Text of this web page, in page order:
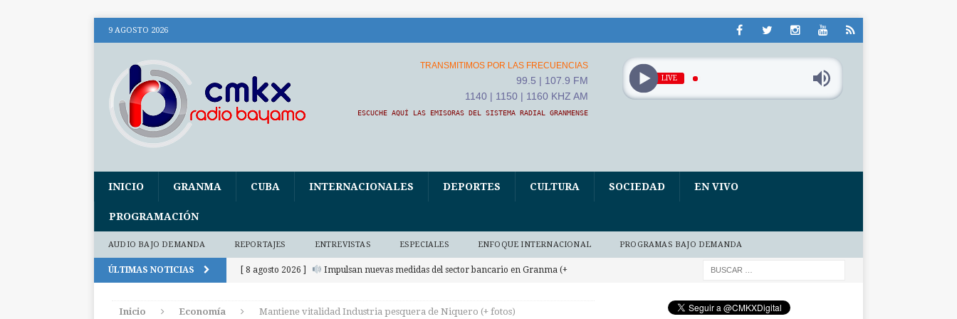
9 AGOSTO 2026
TRANSMITIMOS POR LAS FRECUENCIAS
99.5 | 107.9 FM
1140 | 1150 | 1160 KHZ AM
ESCUCHE AQUÍ LAS EMISORAS DEL SISTEMA RADIAL GRANMENSE
LIVE
INICIO GRANMA CUBA INTERNACIONALES DEPORTES CULTURA SOCIEDAD EN VIVO
PROGRAMACIÓN
AUDIO BAJO DEMANDA REPORTAJES ENTREVISTAS ESPECIALES ENFOQUE INTERNACIONAL PROGRAMAS BAJO DEMANDA
ÚLTIMAS NOTICIAS [ 8 agosto 2026 ] Impulsan nuevas medidas del sector bancario en Granma (+
Inicio Economía Mantiene vitalidad Industria pesquera de Niquero (+ fotos)